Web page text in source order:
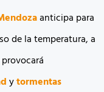
anticipa para
de la temperatura, a
ytormentas